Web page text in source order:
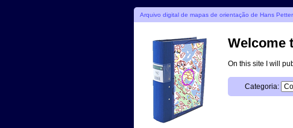
Arquivo digital de mapas de orientação de Hans
Welcome
On this site I will
Categoria: